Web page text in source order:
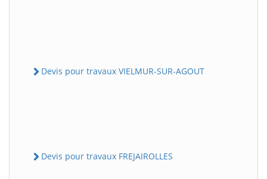
Devis pour travaux VIELMUR-SUR-AGOUT
Devis pour travaux FREJAIROLLES